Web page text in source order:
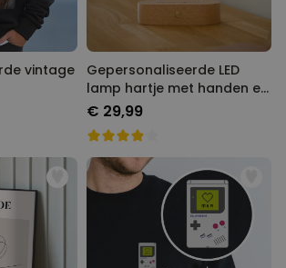
vintage
Gepersonaliseerde LED
lamp hartje met handen en
namen
€ 29,99